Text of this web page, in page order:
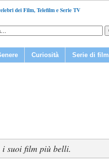
dei Film, Telefilm e Serie TV
Curiosità Serie di film
suoi film più belli.